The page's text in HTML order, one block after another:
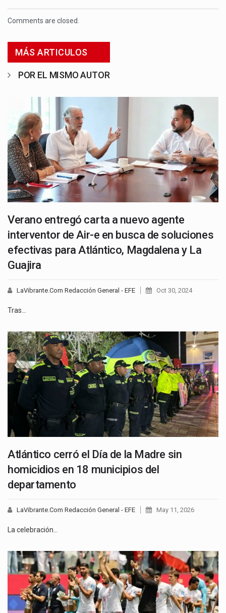
Comments are closed.
MÁS ARTICULOS
POR EL MISMO AUTOR
Verano entregó carta a nuevo agente
interventor de Air-e en busca de soluciones
efectivas para Atlántico, Magdalena y La
Guajira
LaVibrante.Com Redacción General - EFE Oct 30, 2024
Tras…
Atlántico cerró el Día de la Madre sin
homicidios en 18 municipios del
departamento
LaVibrante.Com Redacción General - EFE May 11, 2026
La celebración…